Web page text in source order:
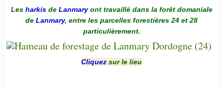
Les harkis de Lanmaryont travaillé dans la forêt domaniale
de Lanmary, entre les parcelles forestières 24 et 28
particulièrement.
Cliquez sur le lieu